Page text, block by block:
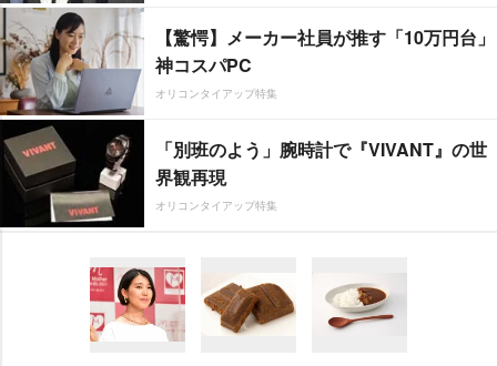
【驚愕】メーカー社員が推す「10万円台」
神コスパPC
オリコンタイアップ特集
「別班のよう」腕時計で『VIVANT』の世
界観再現
オリコンタイアップ特集